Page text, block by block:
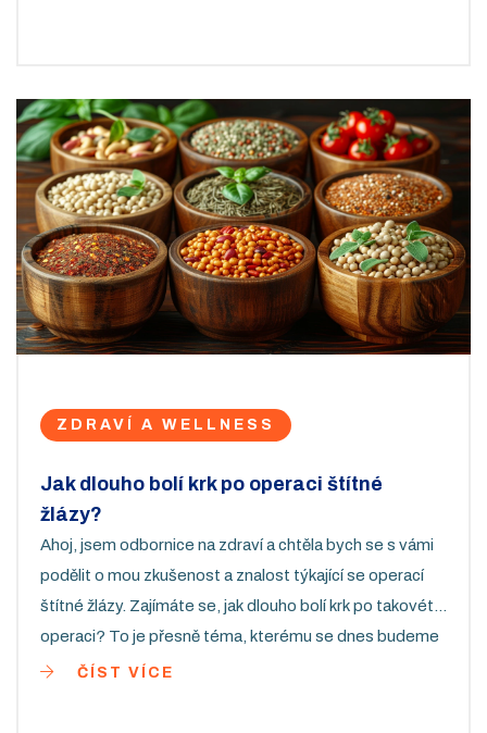
ZDRAVÍ A WELLNESS
Jak dlouho bolí krk po operaci štítné
žlázy?
Ahoj, jsem odbornice na zdraví a chtěla bych se s vámi
podělit o mou zkušenost a znalost týkající se operací
štítné žlázy. Zajímáte se, jak dlouho bolí krk po takovéto
operaci? To je přesně téma, kterému se dnes budeme
věnovat. Společně prozkoumáme, jaký je běžný průběh
ČÍST VÍCE